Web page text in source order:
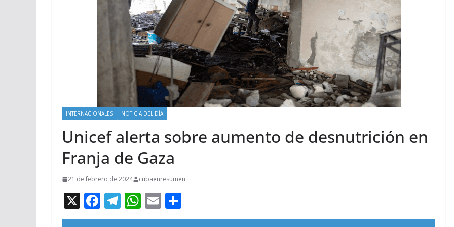
INTERNACIONALES NOTICIA DEL DÍA
Unicef alerta sobre aumento de desnutrición en
Franja de Gaza
21 de febrero de 2024 cubaenresumen
X F
ac
T
el
W
h
E
m o